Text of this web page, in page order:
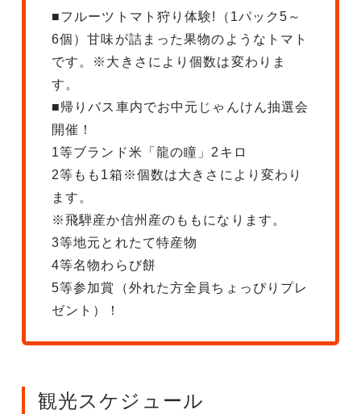
■フルーツトマト狩り体験!（1パック5～
6個）甘味が詰まった果物のようなトマト
です。※大きさにより個数は変わりま
す。
■帰りバス車内でお中元じゃんけん抽選会
開催！
1等ブランド米「龍の瞳」2キロ
2等もも1箱※個数は大きさにより変わり
ます。
※飛騨産か信州産のももになります。
3等地元とれたて特産物
4等名物わらび餅
5等参加賞（外れた方全員ちょっぴりプレ
ゼント）！
観光スケジュール